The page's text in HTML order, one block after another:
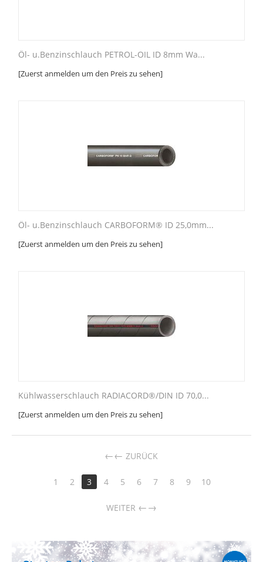
Öl- u.Benzinschlauch PETROL-OIL ID 8mm Wa...
[Zuerst anmelden um den Preis zu sehen]
Öl- u.Benzinschlauch CARBOFORM® ID 25,0mm...
[Zuerst anmelden um den Preis zu sehen]
Kühlwasserschlauch RADIACORD®/DIN ID 70,0...
[Zuerst anmelden um den Preis zu sehen]
← ZURÜCK
1 2 3 4 5 6 7 8 9 10
WEITER →